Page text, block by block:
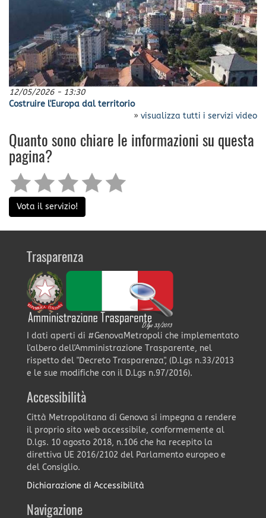
12/05/2026 - 13:30
Costruire l'Europa dal territorio
» visualizza tutti i servizi video
Quanto sono chiare le informazioni su questa
pagina?
Vota il servizio!
Trasparenza
I dati aperti di #GenovaMetropoli che implementato
l'albero dell'Amministrazione Trasparente, nel
rispetto del "Decreto Trasparenza", (D.Lgs n.33/2013
e le sue modifiche con il D.Lgs n.97/2016).
Accessibilità
Città Metropolitana di Genova si impegna a rendere
il proprio sito web accessibile, conformemente al
D.lgs. 10 agosto 2018, n.106 che ha recepito la
direttiva UE 2016/2102 del Parlamento europeo e
del Consiglio.
Dichiarazione di Accessibilità
Navigazione